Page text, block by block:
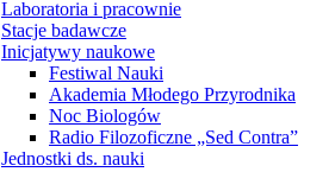
Laboratoria i pracownie
Stacje badawcze
Inicjatywy naukowe
Festiwal Nauki
Akademia Młodego Przyrodnika
Noc Biologów
Radio Filozoficzne „Sed Contra”
Jednostki ds. nauki